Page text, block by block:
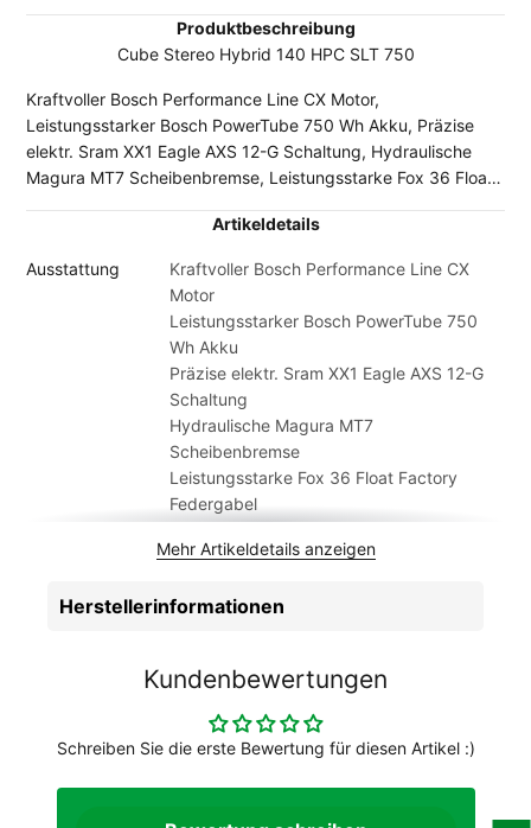
Produktbeschreibung
Cube Stereo Hybrid 140 HPC SLT 750
Kraftvoller Bosch Performance Line CX Motor,
Leistungsstarker Bosch PowerTube 750 Wh Akku, Präzise
elektr. Sram XX1 Eagle AXS 12-G Schaltung, Hydraulische
Magura MT7 Scheibenbremse, Leistungsstarke Fox 36 Float
den Fahrradherstellern kann es sein, dass vereinzelt
gleichwertige oder sogar höherwertige Bauteile ersetzt
worden sind. In Einzelfällen ist es möglich, dass das gelieferte
Fahrrad von den Abbildungen im Shop abweicht.
Artikeldetails
Ausstattung
Kraftvoller Bosch Performance Line CX
Motor
Leistungsstarker Bosch PowerTube 750
Wh Akku
Präzise elektr. Sram XX1 Eagle AXS 12-G
Schaltung
Hydraulische Magura MT7
Scheibenbremse
Leistungsstarke Fox 36 Float Factory
Federgabel
Abnehmbarer Akku und am Rahmen
Artikelmarke
Cube
Unisex
Nein
Bremsen
Magura MT7, Hydr. Disc Brake (203/203)
Fox Float X Factory, 205x60mm (27.5:
185x55mm)
Mehr Artikeldetails anzeigen
Herstellerinformationen
Kundenbewertungen
Schreiben Sie die erste Bewertung für diesen Artikel :)